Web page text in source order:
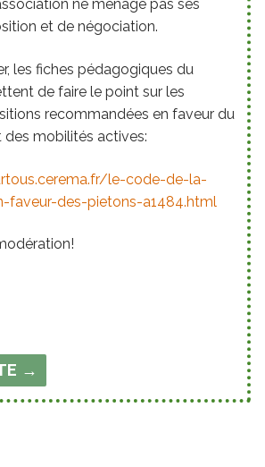
ne ménage pas ses
et de négociation.
les fiches pédagogiques du
de faire le point sur les
recommandées en faveur du
mobilités actives:
le-code-de-la-
faveur-des-pietons-a1484.html
→